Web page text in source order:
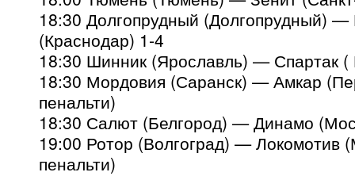
18:30 Долгопрудный (Долгопрудный) —
(Краснодар) 1-4
18:30 Шинник (Ярославль) — Спартак (
18:30 Мордовия (Саранск) — Амкар
пенальти)
18:30 Салют (Белгород) — Динамо
19:00 Ротор (Волгоград) — Локомотив
пенальти)